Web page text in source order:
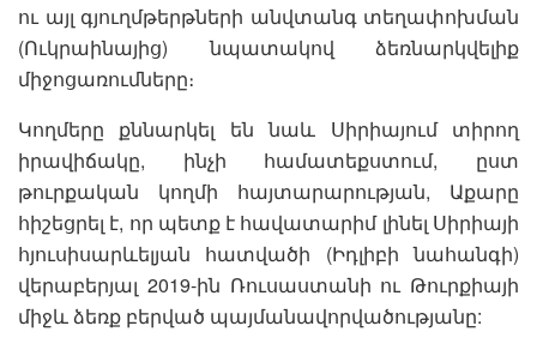
ու այլ գյուղմթերթների անվտանգ տեղափոխման
(Ուկրաինայից) նպատակով ձեռնարկվելիք
միջոցառումները։
Կողմերը քննարկել են նաև Սիրիայում տիրող
իրավիճակը, ինչի համատեքստում, ըստ
թուրքական կողմի հայտարարության, Աքարը
հիշեցրել է, որ պետք է հավատարիմ լինել Սիրիայի
հյուսիսարևելյան հատվածի (Իդլիբի նահանգի)
վերաբերյալ 2019-ին Ռուսաստանի ու Թուրքիայի
միջև ձեռք բերված պայմանավորվածությանը: